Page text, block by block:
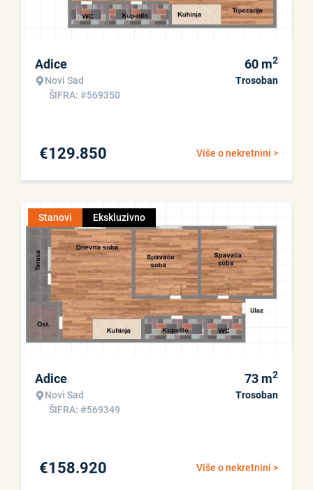
Adice
Novi Sad
ŠIFRA: #569350
60 m2
Trosoban
Više o nekretnini >
€129.850
Stanovi Ekskluzivno
Adice
Novi Sad
ŠIFRA: #569349
73 m2
Trosoban
Više o nekretnini >
€158.920